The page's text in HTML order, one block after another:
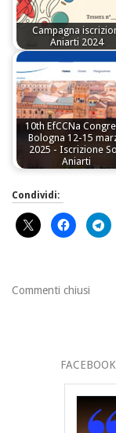
Campagna
Aniarti 2024
10th EfCCNa
Bologna 12-15
2025 - Iscrizione
Aniarti
Condividi:
Commenti chiusi